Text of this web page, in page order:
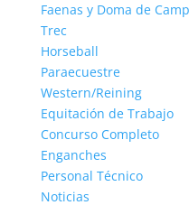
Faenas y Doma de
Trec
Horseball
Paraecuestre
Western/Reining
Equitación de Trabajo
Concurso Completo
Enganches
Personal Técnico
Noticias